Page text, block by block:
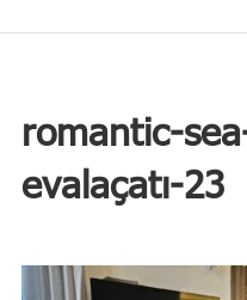
romantic-
evalaçatı-23